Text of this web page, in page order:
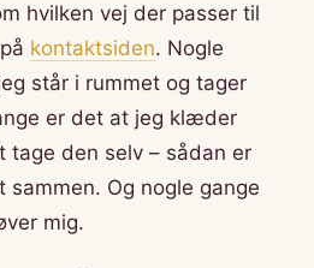
hvilken vej der passer til
kontaktsiden. Nogle
står i rummet og tager
er det at jeg klæder
tage den selv – sådan er
sammen. Og nogle gange
mig.